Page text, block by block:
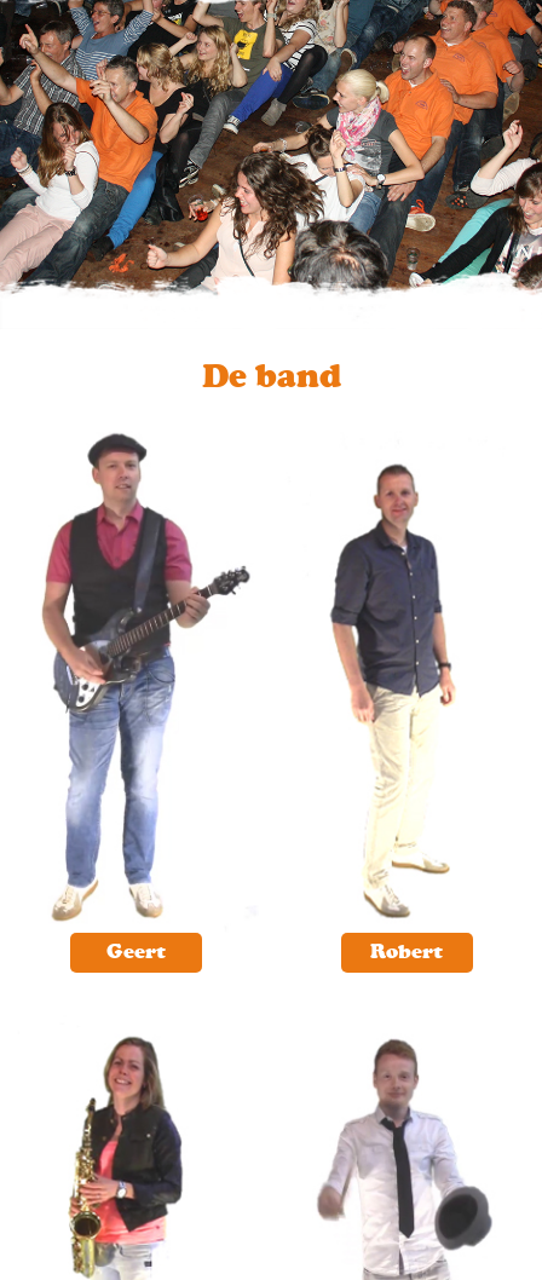
De band
Geert Robert